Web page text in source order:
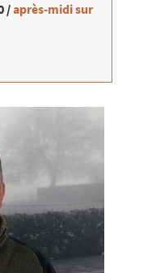
/après-midi sur